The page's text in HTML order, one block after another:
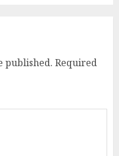
published. Required